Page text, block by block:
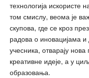
технологија искористе
том смислу, веома је
скупова, где се кроз
радова о иновацијама и
учесника, отварају
креативне идеје, а у
образовања.